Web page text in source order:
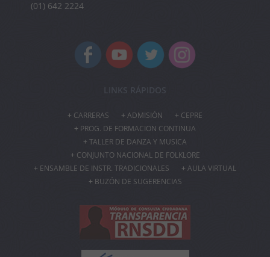
(01) 642 2224
LINKS RÁPIDOS
CARRERAS ADMISIÓN
CEPRE
PROG. DE FORMACION CONTINUA
TALLER DE DANZA Y MUSICA
CONJUNTO NACIONAL DE FOLKLORE
ENSAMBLE DE INSTR. TRADICIONALES
AULA VIRTUAL
BUZÓN DE SUGERENCIAS